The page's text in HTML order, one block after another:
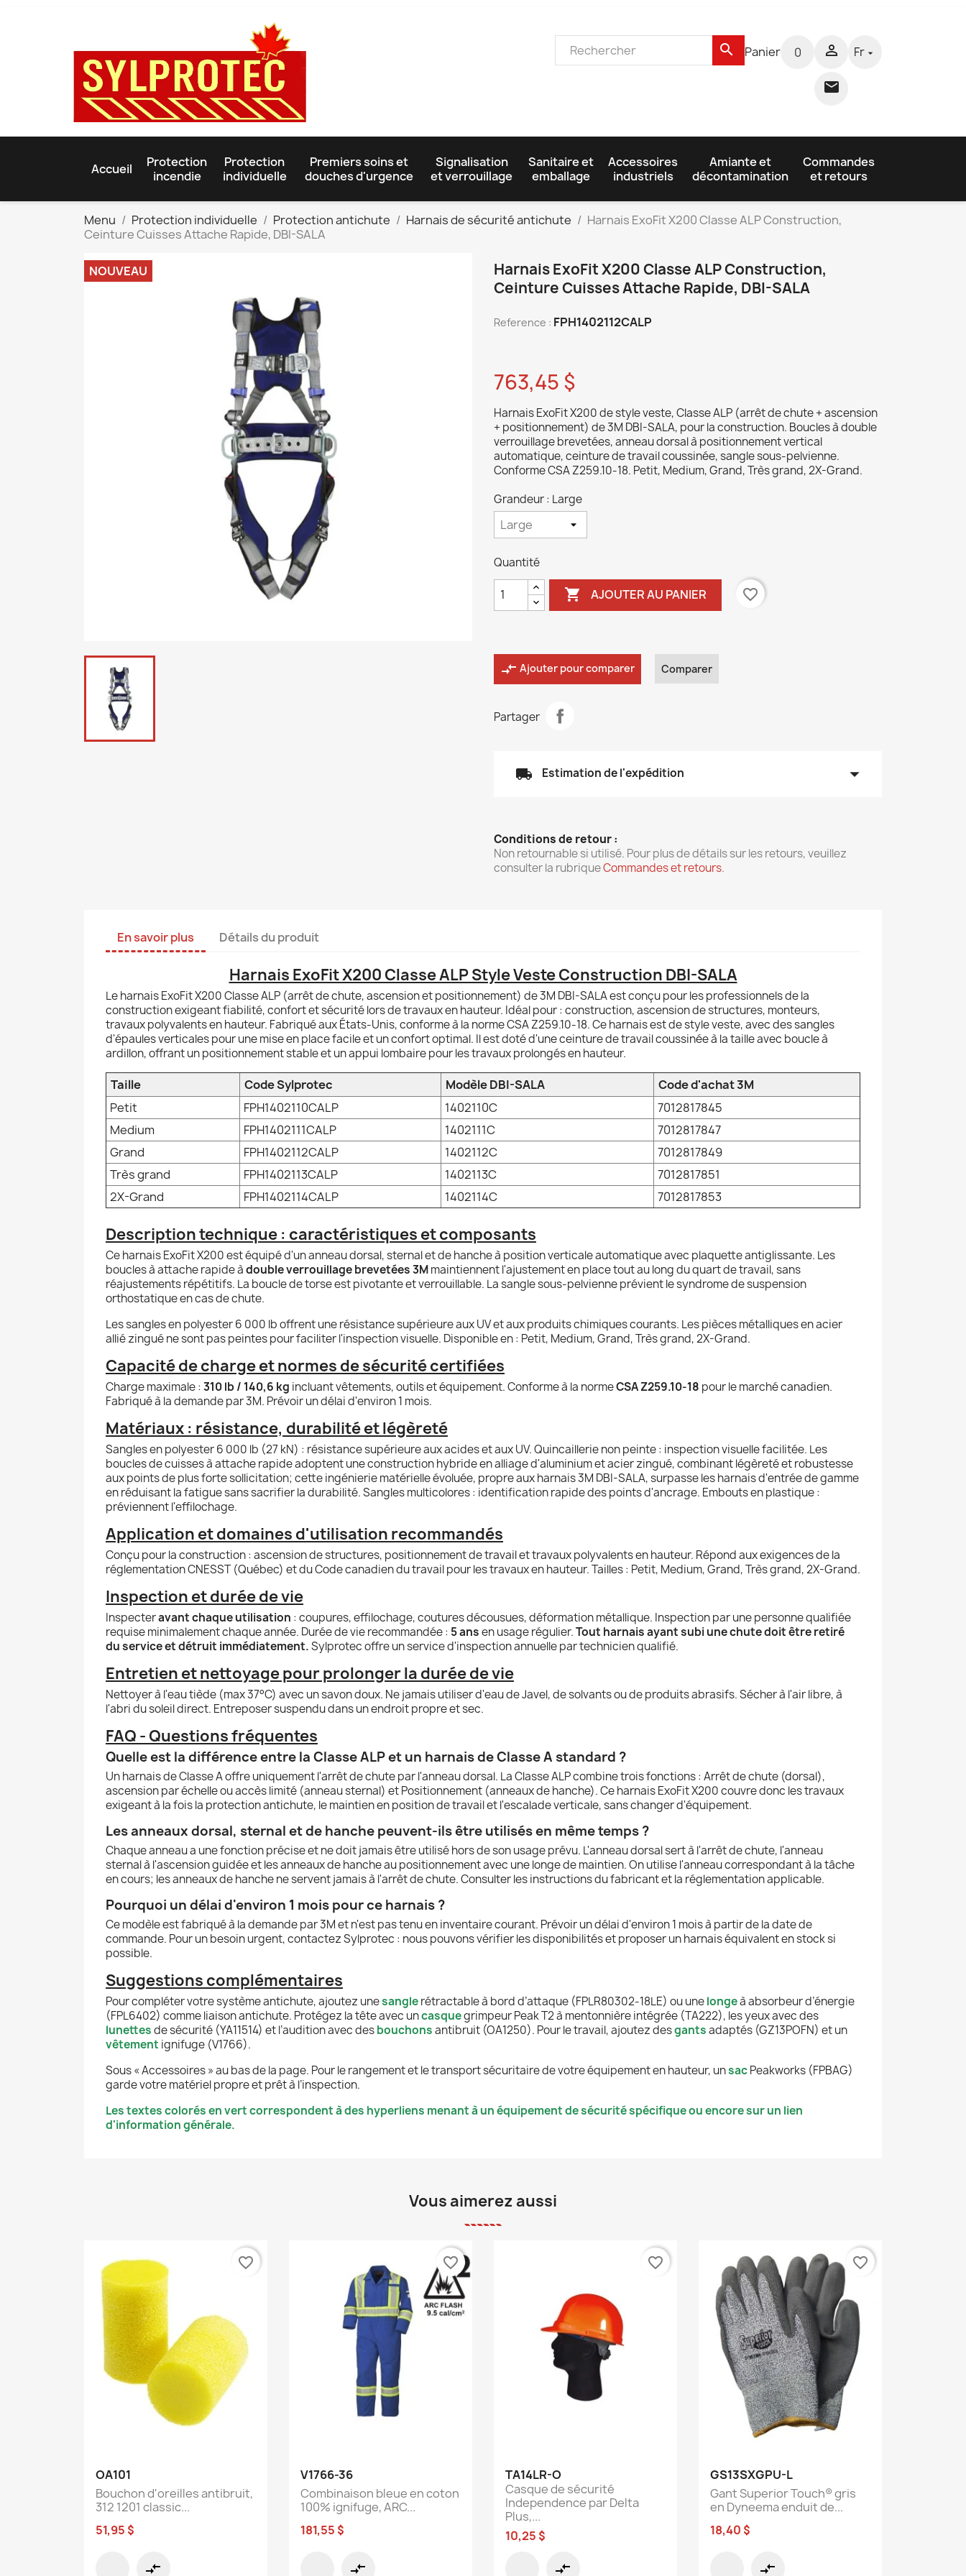
search Panier 0 

Fr 
Accueil
Protection
incendie
Protection
individuelle
Premiers soins et
douches d'urgence
Signalisation
et verrouillage
Sanitaire et
emballage
Accessoires
industriels
Amiante et
décontamination
Commandes
et retours
Menu Protection individuelle Protection antichute Harnais de sécurité antichute
Harnais ExoFit X200 Classe ALP Construction,
Ceinture Cuisses Attache Rapide, DBI-SALA
NOUVEAU
Harnais ExoFit X200 Classe ALP Construction,
Ceinture Cuisses Attache Rapide, DBI-SALA
Reference : FPH1402112CALP
763,45 $
Harnais ExoFit X200 de style veste, Classe ALP (arrêt de chute + ascension
+ positionnement) de 3M DBI-SALA, pour la construction. Boucles à double
verrouillage brevetées, anneau dorsal à positionnement vertical
automatique, ceinture de travail coussinée, sangle sous-pelvienne.
Conforme CSA Z259.10-18. Petit, Medium, Grand, Très grand, 2X-Grand.
Grandeur : Large
Quantité
 AJOUTER AU PANIER favorite_border
compare_arrows Ajouter pour comparer Comparer
Partager
local_shipping Estimation de l'expédition arrow_drop_down
Conditions de retour :
Non retournable si utilisé. Pour plus de détails sur les retours, veuillez
consulter la rubriqueCommandes et retours.
En savoir plus Détails du produit
Harnais ExoFit X200 Classe ALP Style Veste Construction DBI-SALA
Le harnais ExoFit X200 Classe ALP (arrêt de chute, ascension et positionnement) de 3M DBI-SALA est conçu pour les professionnels de la
construction exigeant fiabilité, confort et sécurité lors de travaux en hauteur. Idéal pour : construction, ascension de structures, monteurs,
travaux polyvalents en hauteur. Fabriqué aux États-Unis, conforme à la norme CSA Z259.10-18. Ce harnais est de style veste, avec des sangles
d'épaules verticales pour une mise en place facile et un confort optimal. Il est doté d'une ceinture de travail coussinée à la taille avec boucle à
ardillon, offrant un positionnement stable et un appui lombaire pour les travaux prolongés en hauteur.
Taille Code Sylprotec Modèle DBI-SALA
Code d'achat 3M
Petit
FPH1402110CALP 1402110C
7012817845
Medium
FPH1402111CALP 1402111C
7012817847
Grand
FPH1402112CALP 1402112C
7012817849
Très grand
FPH1402113CALP 1402113C
7012817851
2X-Grand
FPH1402114CALP 1402114C 7012817853
Description technique : caractéristiques et composants
Ce harnais ExoFit X200 est équipé d'un anneau dorsal, sternal et de hanche à position verticale automatique avec plaquette antiglissante. Les
boucles à attache rapide àdouble verrouillage brevetées 3Mmaintiennent l'ajustement en place tout au long du quart de travail, sans
réajustements répétitifs. La boucle de torse est pivotante et verrouillable. La sangle sous-pelvienne prévient le syndrome de suspension
orthostatique en cas de chute.
Les sangles en polyester 6 000 lb offrent une résistance supérieure aux UV et aux produits chimiques courants. Les pièces métalliques en acier
allié zingué ne sont pas peintes pour faciliter l'inspection visuelle. Disponible en : Petit, Medium, Grand, Très grand, 2X-Grand.
Capacité de charge et normes de sécurité certifiées
Charge maximale : 310 lb / 140,6 kg incluant vêtements, outils et équipement. Conforme à la normeCSA Z259.10-18 pour le marché canadien.
Fabriqué à la demande par 3M. Prévoir un délai d'environ 1 mois.
Matériaux : résistance, durabilité et légèreté
Sangles en polyester 6 000 lb (27 kN) : résistance supérieure aux acides et aux UV. Quincaillerie non peinte : inspection visuelle facilitée. Les
boucles de cuisses à attache rapide adoptent une construction hybride en alliage d'aluminium et acier zingué, combinant légèreté et robustesse
aux points de plus forte sollicitation; cette ingénierie matérielle évoluée, propre aux harnais 3M DBI-SALA, surpasse les harnais d'entrée de gamme
en réduisant la fatigue sans sacrifier la durabilité. Sangles multicolores : identification rapide des points d'ancrage. Embouts en plastique :
préviennent l'effilochage.
Application et domaines d'utilisation recommandés
Conçu pour la construction : ascension de structures, positionnement de travail et travaux polyvalents en hauteur. Répond aux exigences de la
réglementation CNESST (Québec) et du Code canadien du travail pour les travaux en hauteur. Tailles : Petit, Medium, Grand, Très grand, 2X-Grand.
Inspection et durée de vie
Inspecteravant chaque utilisation : coupures, effilochage, coutures décousues, déformation métallique. Inspection par une personne qualifiée
requise minimalement chaque année. Durée de vie recommandée : 5 ansen usage régulier.Tout harnais ayant subi une chute doit être retiré
du service et détruit immédiatement.Sylprotec offre un service d'inspection annuelle par technicien qualifié.
Entretien et nettoyage pour prolonger la durée de vie
Nettoyer à l'eau tiède (max 37°C) avec un savon doux. Ne jamais utiliser d'eau de Javel, de solvants ou de produits abrasifs. Sécher à l'air libre, à
l'abri du soleil direct. Entreposer suspendu dans un endroit propre et sec.
FAQ - Questions fréquentes
Quelle est la différence entre la Classe ALP et un harnais de Classe A standard ?
Un harnais de Classe A offre uniquement l'arrêt de chute par l'anneau dorsal. La Classe ALP combine trois fonctions : Arrêt de chute (dorsal),
ascension par échelle ou accès limité (anneau sternal) et Positionnement (anneaux de hanche). Ce harnais ExoFit X200 couvre donc les travaux
exigeant à la fois la protection antichute, le maintien en position de travail et l'escalade verticale, sans changer d'équipement.
Les anneaux dorsal, sternal et de hanche peuvent-ils être utilisés en même temps ?
Chaque anneau a une fonction précise et ne doit jamais être utilisé hors de son usage prévu. L'anneau dorsal sert à l'arrêt de chute, l'anneau
sternal à l'ascension guidée et les anneaux de hanche au positionnement avec une longe de maintien. On utilise l'anneau correspondant à la tâche
en cours; les anneaux de hanche ne servent jamais à l'arrêt de chute. Consulter les instructions du fabricant et la réglementation applicable.
Pourquoi un délai d'environ 1 mois pour ce harnais ?
Ce modèle est fabriqué à la demande par 3M et n'est pas tenu en inventaire courant. Prévoir un délai d'environ 1 mois à partir de la date de
commande. Pour un besoin urgent, contactez Sylprotec : nous pouvons vérifier les disponibilités et proposer un harnais équivalent en stock si
possible.
Suggestions complémentaires
Pour compléter votre système antichute, ajoutez unesanglerétractable à bord d’attaque (FPLR80302-18LE) ou unelongeà absorbeur d’énergie
(FPL6402) comme liaison antichute. Protégez la tête avec uncasquegrimpeur Peak T2 à mentonnière intégrée (TA222), les yeux avec des
lunettesde sécurité (YA11514) et l’audition avec desbouchonsantibruit (OA1250). Pour le travail, ajoutez desgantsadaptés (GZ13POFN) et un
vêtement ignifuge (V1766).
Sous « Accessoires » au bas de la page. Pour le rangement et le transport sécuritaire de votre équipement en hauteur, unsacPeakworks (FPBAG)
garde votre matériel propre et prêt à l’inspection.
Les textes colorés en vert correspondent à des hyperliens menant à un équipement de sécurité spécifique ou encore sur un lien
d'information générale.
Vous aimerez aussi

OA101
Bouchon d'oreilles antibruit,
312 1201 classic...
51,95 $
compare_arrows
favorite_border
Aperçu rapide
V1766-36
Combinaison bleue en coton
100% ignifuge, ARC...
181,55 $
compare_arrows
favorite_border
Aperçu rapide
TA14LR-O
Casque de sécurité
Independence par Delta
Plus,...
10,25 $
compare_arrows
favorite_border
Aperçu rapide
GS13SXGPU-L
Gant Superior Touch® gris
en Dyneema enduit de...
18,40 $
compare_arrows
favorite_border